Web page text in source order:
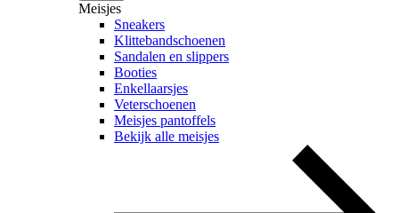
Meisjes
Sneakers
Klittebandschoenen
Sandalen en slippers
Booties
Enkellaarsjes
Veterschoenen
Meisjes pantoffels
Bekijk alle meisjes